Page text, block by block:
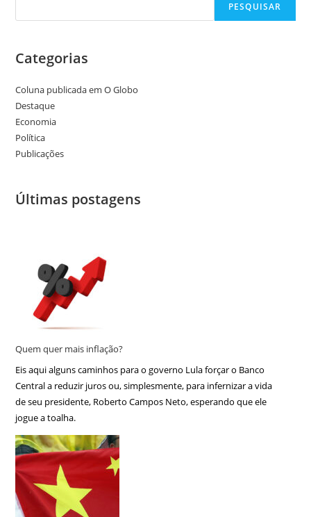
PESQUISAR
Categorias
Coluna publicada em O Globo
Destaque
Economia
Política
Publicações
Últimas postagens
Quem quer mais inflação?
Eis aqui alguns caminhos para o governo Lula forçar o Banco
Central a reduzir juros ou, simplesmente, para infernizar a vida
de seu presidente, Roberto Campos Neto, esperando que ele
jogue a toalha.